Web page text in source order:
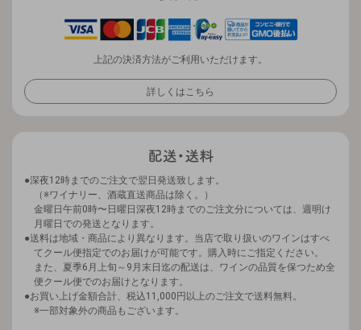
上記の決済方法がご利用いただけます。
詳しくはこちら
深夜12時までのご注文で翌日発送致します。
（※ワイナリー、酒蔵直送商品は除く。）
金曜日午前0時〜日曜日深夜12時までのご注文分については、週明け
月曜日での発送となります。
送料は地域・商品により異なります。当店で取り扱いのワインはすべ
てクール便指定でのお届けが可能です。購入時にご指定ください。
また、夏季6月上旬～9月末日迄の配送は、ワインの品質を保つため全
便クール便でのお届けとなります。
お買い上げ金額合計、税込11,000円以上のご注文で送料無料。
※一部対象外の商品もございます。